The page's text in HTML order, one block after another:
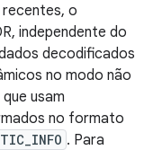
o
independente do
decodificados
no modo não
usam
no formato
. Para